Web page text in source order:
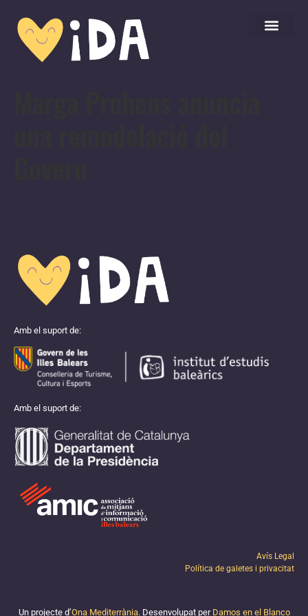
Amb el suport de:
Amb el suport de:
Avís Legal
Política de galetes i privacitat
Un projecte d’Ona Mediterrània. Desenvolupat per Damos en el Blanco